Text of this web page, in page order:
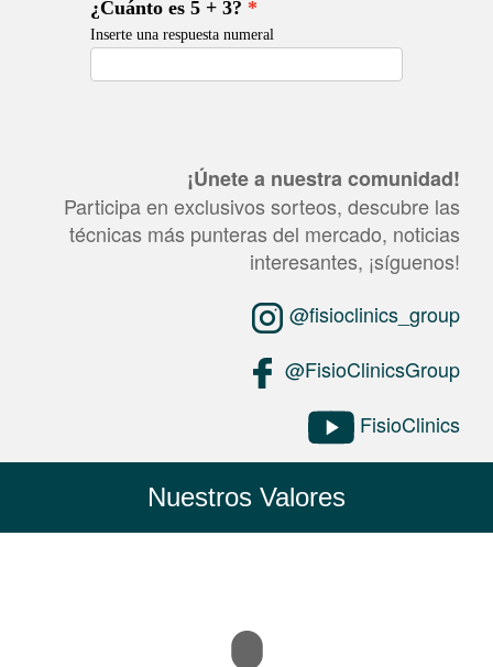
¡Únete a nuestra comunidad!
Participa en exclusivos sorteos, descubre las
técnicas más punteras del mercado, noticias
interesantes, ¡síguenos!
@fisioclinics_group
@FisioClinicsGroup
FisioClinics
Nuestros Valores